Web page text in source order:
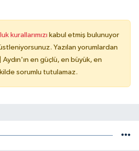
kurallarımızı kabul etmiş bulunuyor
Yazılan yorumlardan
en güçlü, en büyük, en
sorumlu tutulamaz.